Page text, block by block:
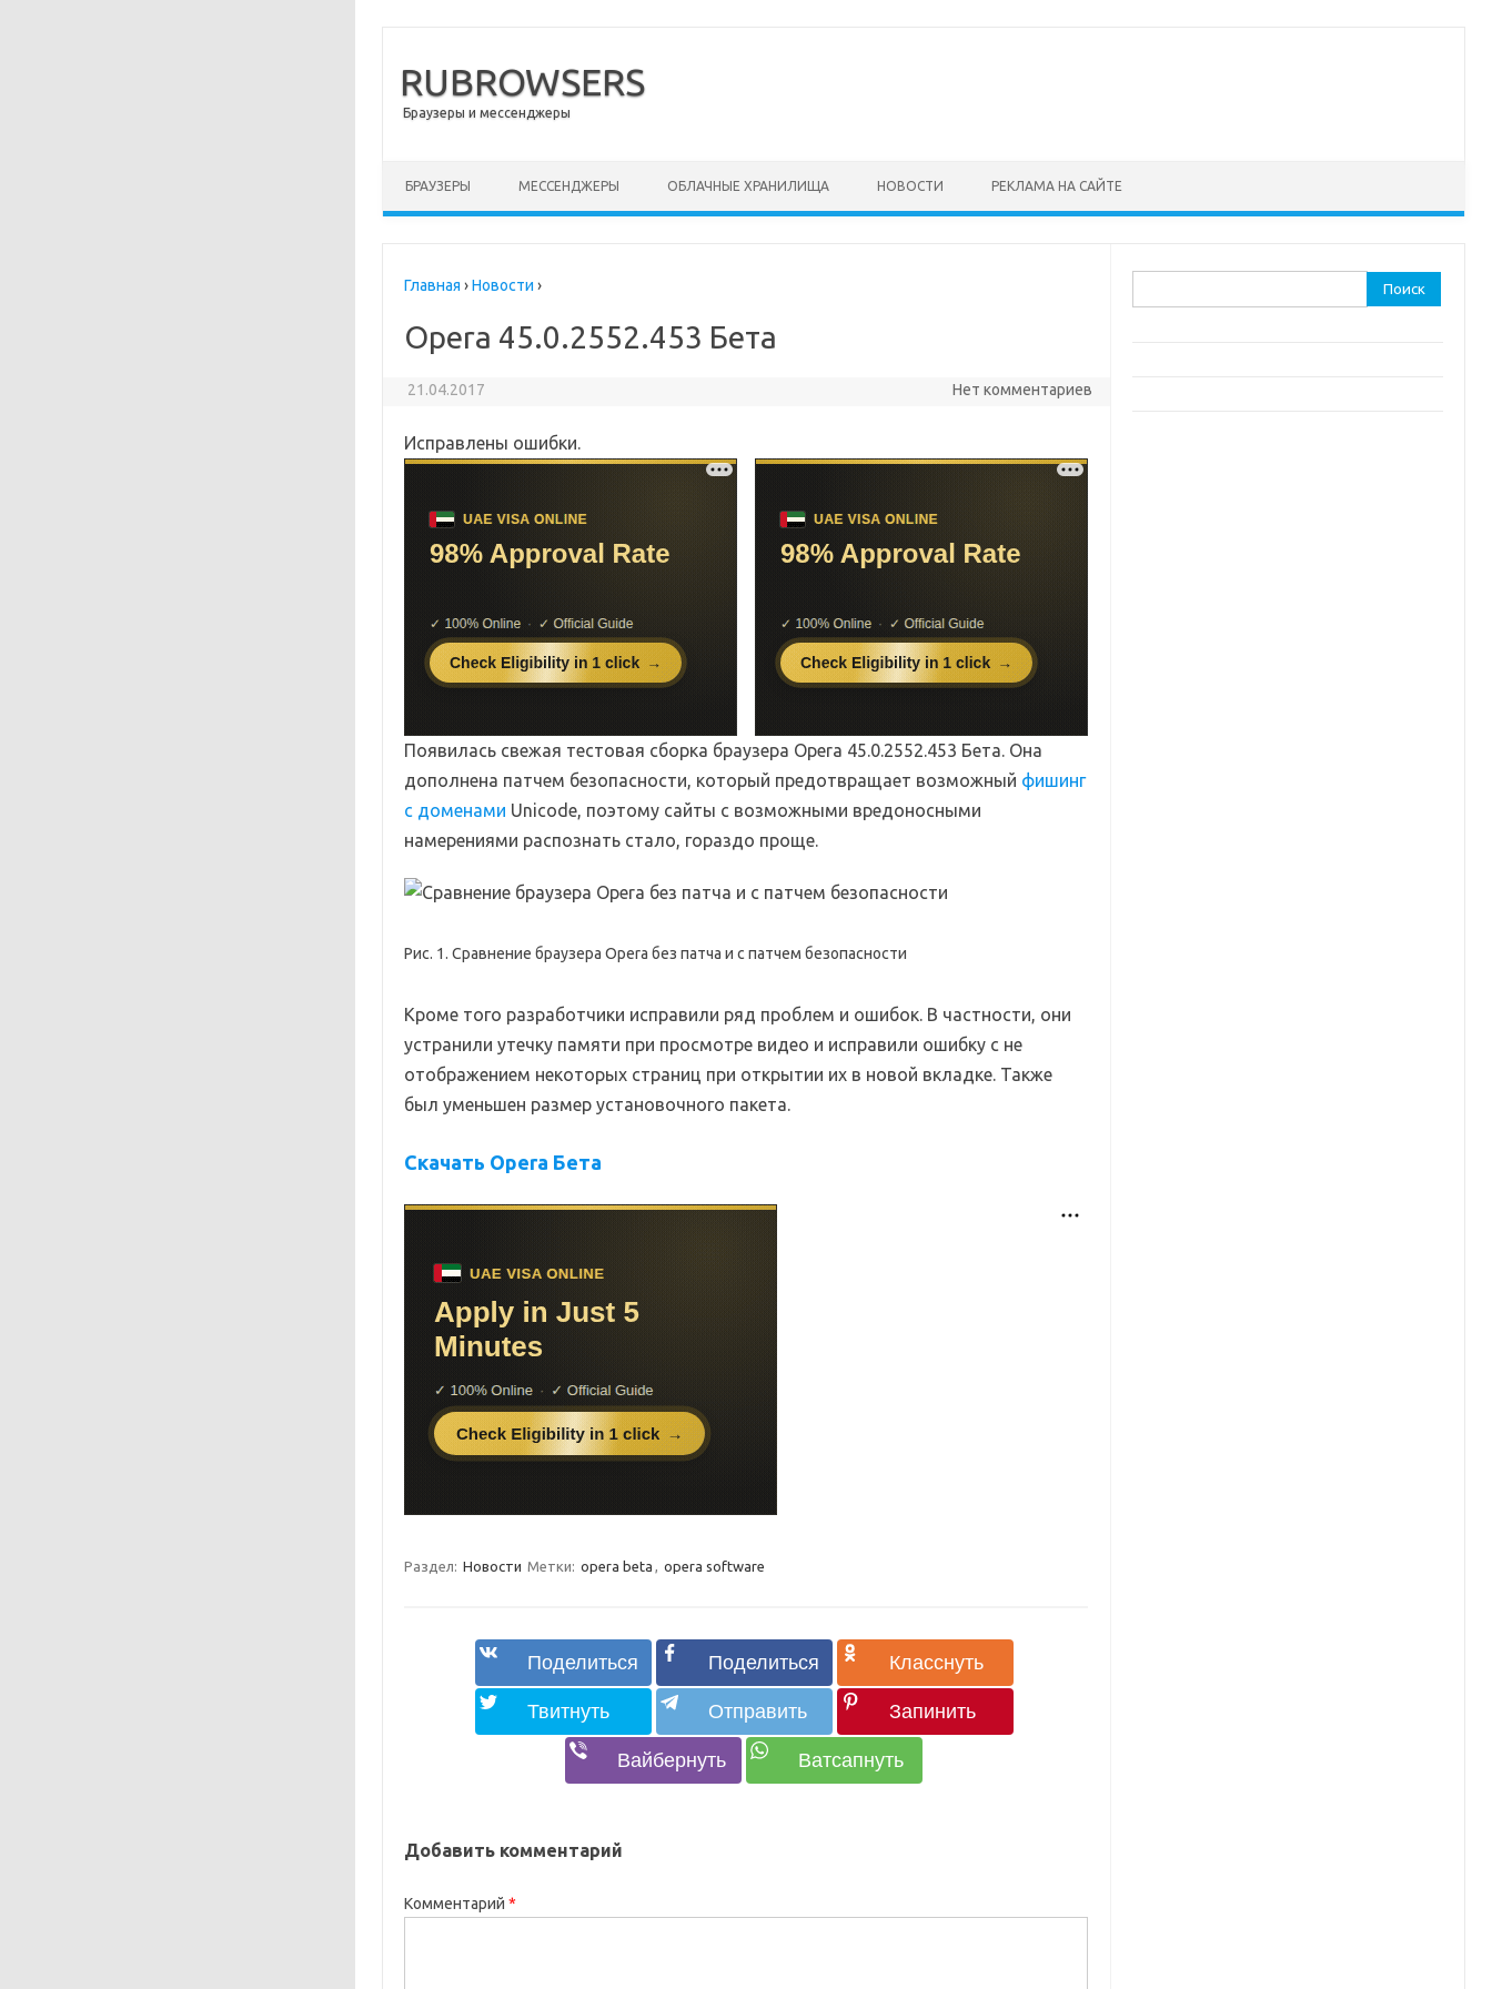
RUBROWSERS
Браузеры и мессенджеры
БРАУЗЕРЫ МЕССЕНДЖЕРЫ ОБЛАЧНЫЕ ХРАНИЛИЩА НОВОСТИ РЕКЛАМА НА САЙТЕ
Главная ›Новости ›
Opera 45.0.2552.453 Бета
21.04.2017 Нет комментариев
Исправлены ошибки.
Появилась свежая тестовая сборка браузера Opera 45.0.2552.453 Бета. Она
дополнена патчем безопасности, который предотвращает возможный фишинг
с доменами Unicode, поэтому сайты с возможными вредоносными
намерениями распознать стало, гораздо проще.
Рис. 1. Сравнение браузера Opera без патча и с патчем безопасности
Кроме того разработчики исправили ряд проблем и ошибок. В частности, они
устранили утечку памяти при просмотре видео и исправили ошибку с не
отображением некоторых страниц при открытии их в новой вкладке. Также
был уменьшен размер установочного пакета.
Скачать Opera Бета
Раздел: Новости Метки: opera beta , opera software
Добавить комментарий
Комментарий*